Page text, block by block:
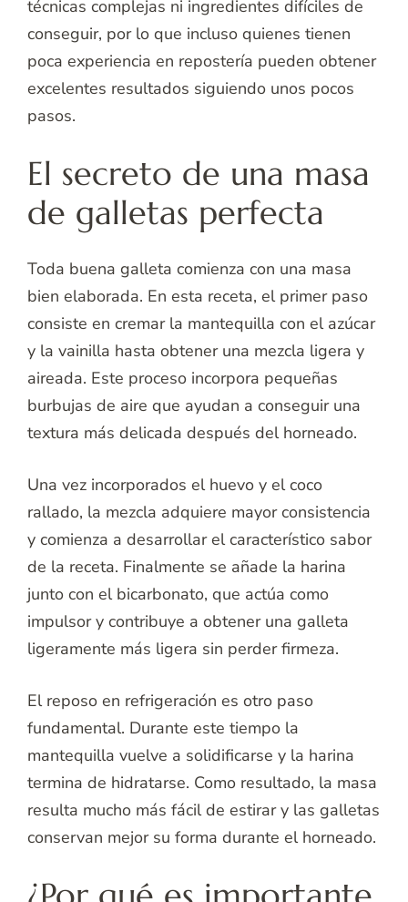
técnicas complejas ni ingredientes difíciles de
conseguir, por lo que incluso quienes tienen
poca experiencia en repostería pueden obtener
excelentes resultados siguiendo unos pocos
pasos.
El secreto de una masa
de galletas perfecta
Toda buena galleta comienza con una masa
bien elaborada. En esta receta, el primer paso
consiste en cremar la mantequilla con el azúcar
y la vainilla hasta obtener una mezcla ligera y
aireada. Este proceso incorpora pequeñas
burbujas de aire que ayudan a conseguir una
textura más delicada después del horneado.
Una vez incorporados el huevo y el coco
rallado, la mezcla adquiere mayor consistencia
y comienza a desarrollar el característico sabor
de la receta. Finalmente se añade la harina
junto con el bicarbonato, que actúa como
impulsor y contribuye a obtener una galleta
ligeramente más ligera sin perder firmeza.
El reposo en refrigeración es otro paso
fundamental. Durante este tiempo la
mantequilla vuelve a solidificarse y la harina
termina de hidratarse. Como resultado, la masa
resulta mucho más fácil de estirar y las galletas
conservan mejor su forma durante el horneado.